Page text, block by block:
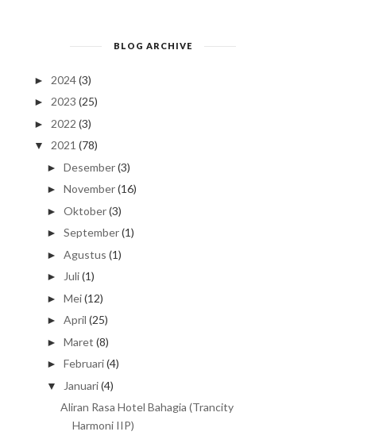
BLOG ARCHIVE
► 2024 (3)
► 2023 (25)
► 2022 (3)
▼ 2021 (78)
►Desember(3)
►November(16)
►Oktober(3)
►September(1)
►Agustus (1)
► Juli(1)
►Mei(12)
►April (25)
►Maret (8)
►Februari(4)
▼ Januari(4)
Aliran Rasa Hotel Bahagia (Trancity
Harmoni IIP)